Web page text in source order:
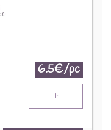
6.5€/pc
+